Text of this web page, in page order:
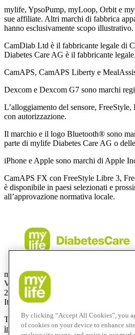
mylife, YpsoPump, myLoop, Orbit e
sue affiliate. Altri marchi di fabbrica
hanno esclusivamente scopo illustrativo.
CamDiab Ltd è il fabbricante legale di
Diabetes Care AG è il fabbricante legale.
CamAPS, CamAPS Liberty e
Dexcom e Dexcom G7 sono marchi
L’alloggiamento del sensore,
con autorizzazione.
Il marchio e il logo Bluetooth® sono
parte di mylife Diabetes Care AG o
iPhone e Apple sono marchi di Apple
CamAPS FX con FreeStyle Libre 3,
è disponibile in paesi selezionati e
all’approvazione normativa locale.
mylife Diabetes Care Italia S.r.l.
Via Bizzozero, 11
21100 Varese (VA)
Italy
Tel.: +39 0332 189 0607
info@mylife-diabetescare.it
By clicking “Accept All Cookies”, you
of cookies on your device to enhance